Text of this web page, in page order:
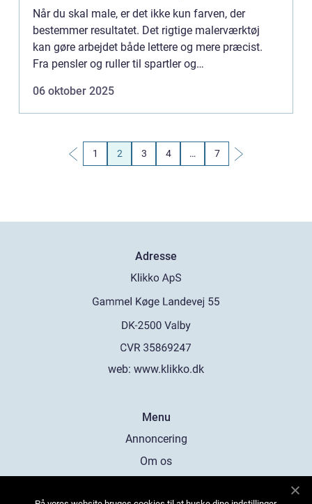
Når du skal male, er det ikke kun farven, der
bestemmer resultatet. Det rigtige malerværktøj
kan gøre arbejdet både lettere og mere præcist.
Fra pensler og ruller til spartler og
06 oktober 2025
1 2 3 4 … 7
Adresse
web: www.klikko.dk
Menu
Annoncering
Om os